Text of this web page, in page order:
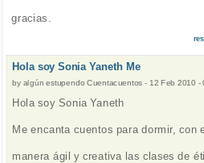
gracias.
Hola soy Sonia Yaneth Me
by algún estupendo Cuentacuentos - 12 Feb 2010 -
Hola soy Sonia Yaneth
Me encanta cuentos para dormir, con
manera ágil y creativa las clases de